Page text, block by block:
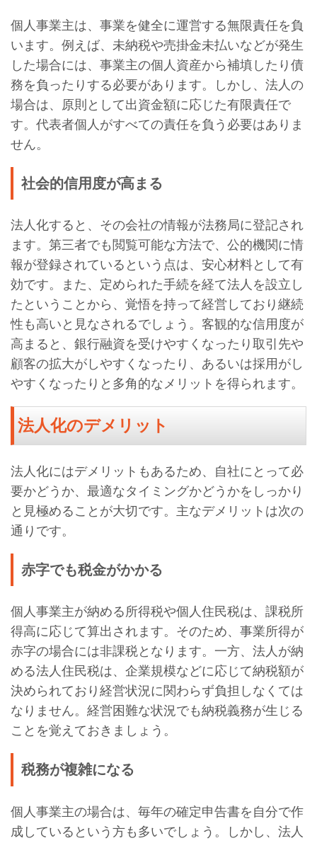
個人事業主は、事業を健全に運営する無限責任を負
います。例えば、未納税や売掛金未払いなどが発生
した場合には、事業主の個人資産から補填したり債
務を負ったりする必要があります。しかし、法人の
場合は、原則として出資金額に応じた有限責任で
す。代表者個人がすべての責任を負う必要はありま
せん。
社会的信用度が高まる
法人化すると、その会社の情報が法務局に登記され
ます。第三者でも閲覧可能な方法で、公的機関に情
報が登録されているという点は、安心材料として有
効です。また、定められた手続を経て法人を設立し
たということから、覚悟を持って経営しており継続
性も高いと見なされるでしょう。客観的な信用度が
高まると、銀行融資を受けやすくなったり取引先や
顧客の拡大がしやすくなったり、あるいは採用がし
やすくなったりと多角的なメリットを得られます。
法人化のデメリット
法人化にはデメリットもあるため、自社にとって必
要かどうか、最適なタイミングかどうかをしっかり
と見極めることが大切です。主なデメリットは次の
通りです。
赤字でも税金がかかる
個人事業主が納める所得税や個人住民税は、課税所
得高に応じて算出されます。そのため、事業所得が
赤字の場合には非課税となります。一方、法人が納
める法人住民税は、企業規模などに応じて納税額が
決められており経営状況に関わらず負担しなくては
なりません。経営困難な状況でも納税義務が生じる
ことを覚えておきましょう。
税務が複雑になる
個人事業主の場合は、毎年の確定申告書を自分で作
成しているという方も多いでしょう。しかし、法人